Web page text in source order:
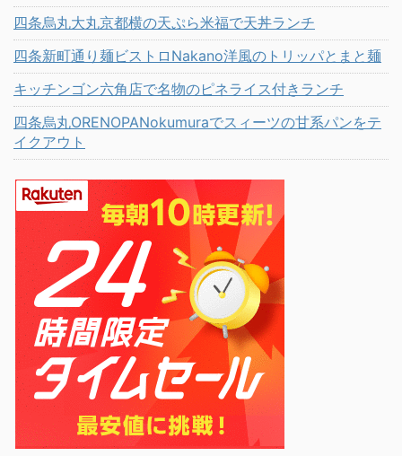
四条烏丸大丸京都横の天ぷら米福で天丼ランチ
四条新町通り麺ビストロNakano洋風のトリッパとまと麺
キッチンゴン六角店で名物のピネライス付きランチ
四条烏丸ORENOPANokumuraでスィーツの甘系パンをテ
イクアウト